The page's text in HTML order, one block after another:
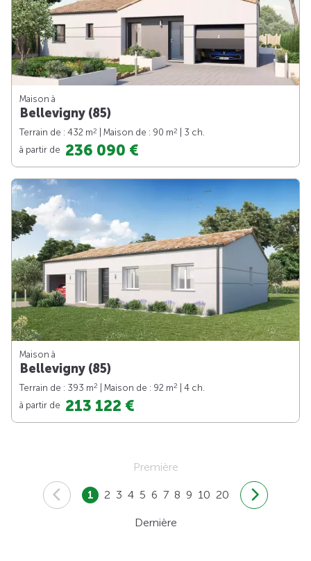
Maison à
Bellevigny (85)
Terrain de : 432 m2 | Maison de : 90 m2
| 3 ch.
à partir de 236 090 €
Maison à
Bellevigny (85)
Terrain de : 393 m2 | Maison de : 92 m2
| 4 ch.
à partir de 213 122 €
Première
1 2 3 4 5 6 7 8 9 10 20
Dernière